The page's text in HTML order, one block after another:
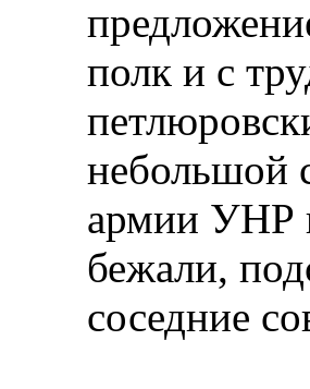
полк и с
небольшой
армии УНР
бежали,
соседние